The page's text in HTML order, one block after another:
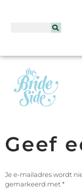
Geef
Je e-mailadres wordt
gemarkeerd met*